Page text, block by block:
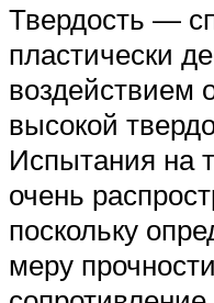
Твердость —
пластически
воздействием
высокой
Испытания на
очень
поскольку
меру